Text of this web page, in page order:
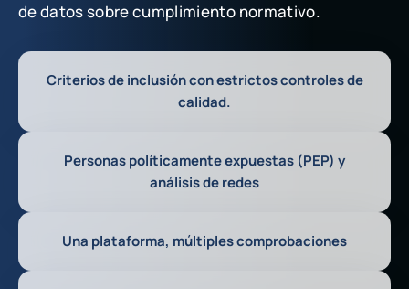
de datos sobre cumplimiento normativo.
Criterios de inclusión con estrictos controles de
calidad.
Personas políticamente expuestas (PEP) y
análisis de redes
Una plataforma, múltiples comprobaciones